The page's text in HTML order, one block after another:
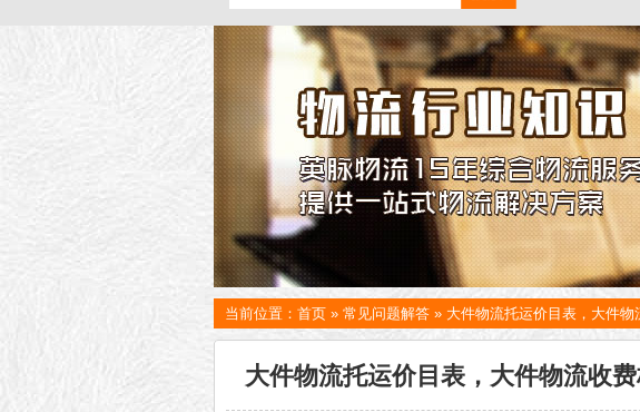
仓储综合
当前位置： 首页 » 常见问题解答 » 大件物流托运价目表，大件物
大件物流托运价目表，大件物流收